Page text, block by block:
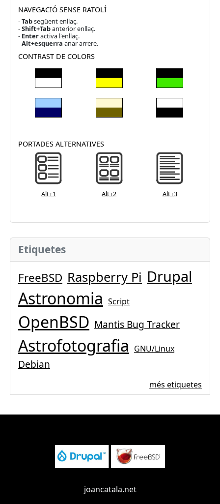
NAVEGACIÓ SENSE RATOLÍ
-Tabsegüent enllaç.
-Shift+Tabanterior enllaç.
- Enteractiva l'enllaç.
-Alt+esquerra anar arrere.
CONTRAST DE COLORS
PORTADES ALTERNATIVES
Alt+1 Alt+2 Alt+3
Etiquetes
FreeBSD Raspberry Pi Drupal
Astronomia Script
OpenBSD Mantis Bug Tracker
Astrofotografia GNU/Linux
Debian
més etiquetes
joancatala.net